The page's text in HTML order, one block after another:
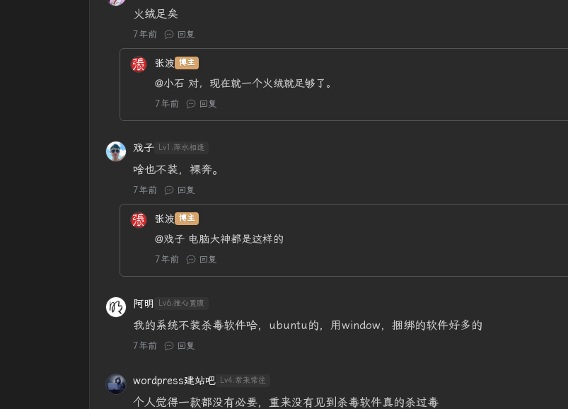
火绒足矣
7年前 回复
张波 博主
@小石 对，现在就一个火绒就足够了。
7年前 回复
戏子 Lv1.萍水相逢
啥也不装，裸奔。
7年前 回复
张波 博主
@戏子 电脑大神都是这样的
7年前 回复
阿明 Lv6.推心置腹
我的系统不装杀毒软件哈，ubuntu的，用window，捆绑的软件好多的
7年前 回复
wordpress建站吧 Lv4.常来常往
个人觉得一款都没有必要，重来没有见到杀毒软件真的杀过毒